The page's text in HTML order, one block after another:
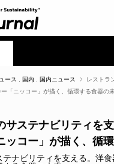
ース 国内 国内ニュース
レストラ
「ニッコー」が描く、循環する食器の
サステナビリティを
ッコー」が描く、循